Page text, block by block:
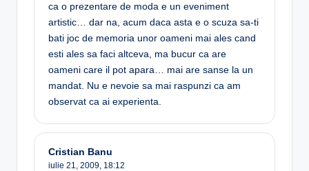
ca o prezentare de moda e un eveniment
artistic… dar na, acum daca asta e o scuza sa-ti
bati joc de memoria unor oameni mai ales cand
esti ales sa faci altceva, ma bucur ca are
oameni care il pot apara… mai are sanse la un
mandat. Nu e nevoie sa mai raspunzi ca am
observat ca ai experienta.
Cristian Banu
iulie 21, 2009, 18:12